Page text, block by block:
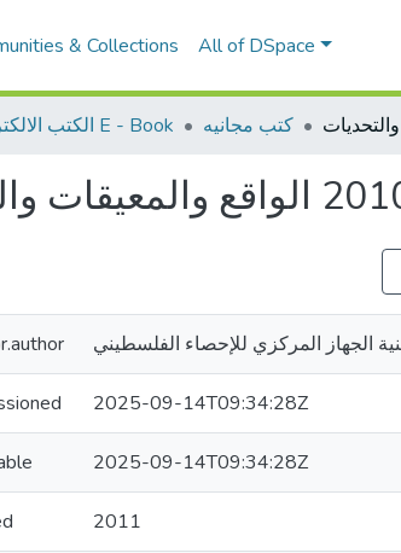
& Collections All of DSpace
الكتب الالكترونيه E - Book كتب مجانيه
الجهاز المركزي للإحصاء الفلسطيني
2025-09-14T09:34:28Z
2025-09-14T09:34:28Z
2011